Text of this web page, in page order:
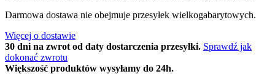
Darmowa dostawa nie obejmuje przesyłek wielkogabarytowych.
Więcej o dostawie
30 dni na zwrot od daty dostarczenia przesyłki. Sprawdź jak
dokonać zwrotu
Większość produktów wysyłamy do 24h.